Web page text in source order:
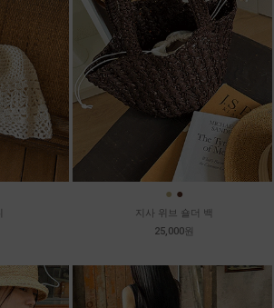
● ●
지사 위브 숄더 백
25,000원